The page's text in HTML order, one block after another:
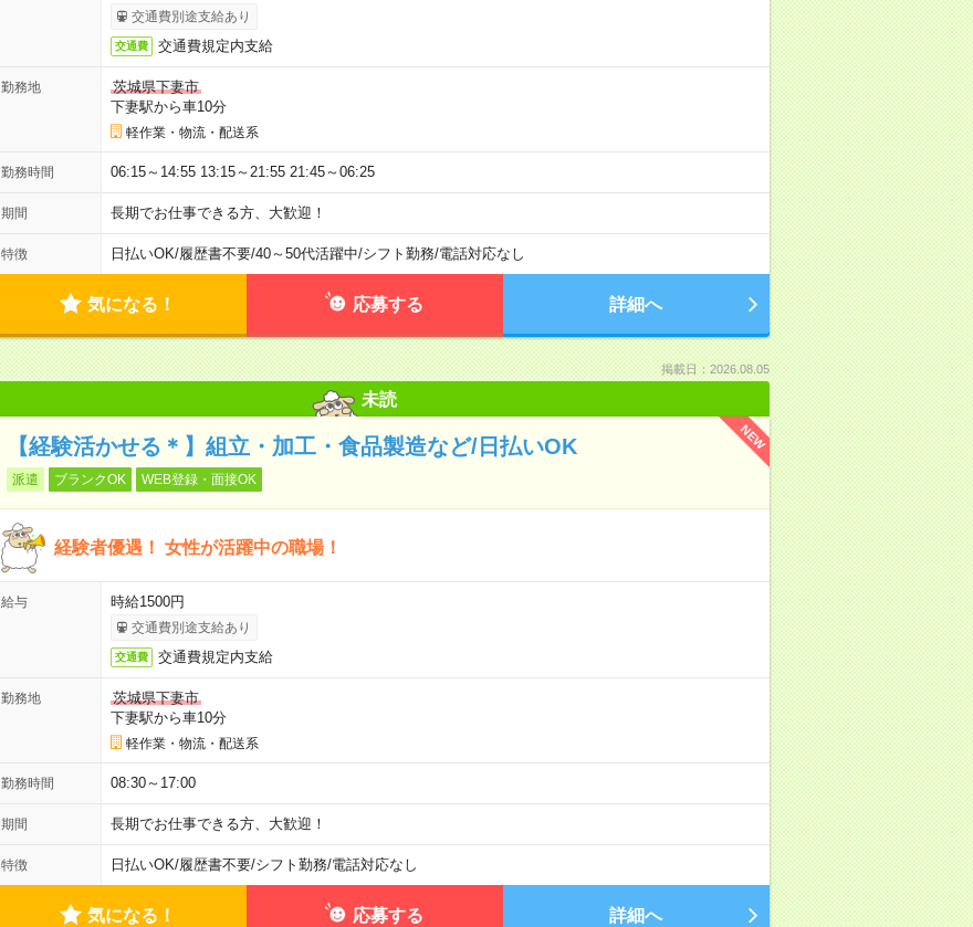
交通費別途支給あり
交通費 交通費規定内支給
勤務地
茨城県下妻市
下妻駅から車10分
軽作業・物流・配送系
勤務時間 06:15～14:55 13:15～21:55 21:45～06:25
期間 長期でお仕事できる方、大歓迎！
特徴 日払いOK/履歴書不要/40～50代活躍中/シフト勤務/電話対応なし
気になる！ 応募する 詳細へ
掲載日：2026.08.05
未読
NEW
【経験活かせる＊】組立・加工・食品製造など/日払いOK
派遣 ブランクOK WEB登録・面接OK
経験者優遇！ 女性が活躍中の職場！
給与 時給1500円
交通費別途支給あり
交通費 交通費規定内支給
勤務地
茨城県下妻市
下妻駅から車10分
軽作業・物流・配送系
勤務時間 08:30～17:00
期間 長期でお仕事できる方、大歓迎！
特徴 日払いOK/履歴書不要/シフト勤務/電話対応なし
気になる！ 応募する 詳細へ